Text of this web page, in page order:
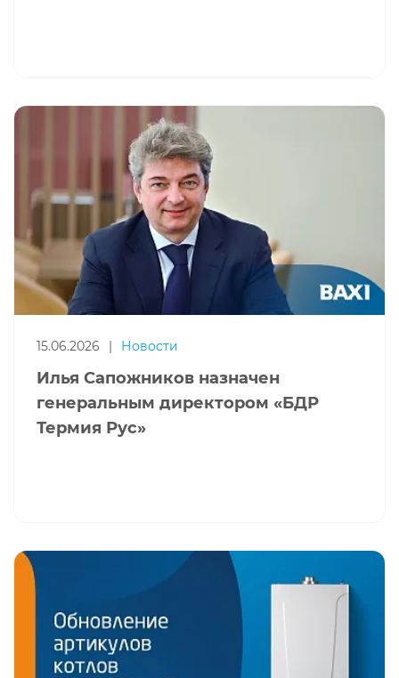
15.06.2026 | Новости
Илья Сапожников назначен
генеральным директором «БДР
Термия Рус»